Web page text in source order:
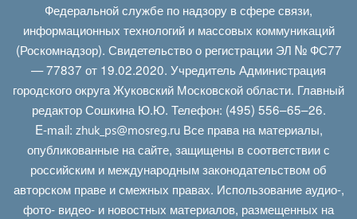
Федеральной службе по надзору в сфере связи,
информационных технологий и массовых коммуникаций
(Роскомнадзор). Свидетельство о регистрации ЭЛ № ФС77
— 77837 от 19.02.2020. Учредитель Администрация
городского округа Жуковский Московской области. Главный
редактор Сошкина Ю.Ю. Телефон: (495) 556–65–26.
E‑mail: zhuk_ps@mosreg.ruВсе права на материалы,
опубликованные на сайте, защищены в соответствии с
российским и международным законодательством об
авторском праве и смежных правах. Использование аудио-,
фото- видео- и новостных материалов, размещенных на